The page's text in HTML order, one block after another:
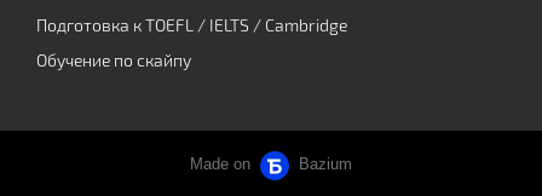
Подготовка к TOEFL / IELTS / Cambridge
Обучение по скайпу
Made on Bazium